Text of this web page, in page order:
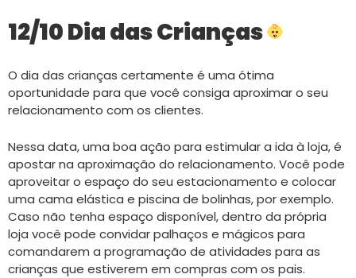
12/10 Dia das Crianças
O dia das crianças certamente é uma ótima
oportunidade para que você consiga aproximar o seu
relacionamento com os clientes.
Nessa data, uma boa ação para estimular a ida à loja, é
apostar na aproximação do relacionamento. Você pode
aproveitar o espaço do seu estacionamento e colocar
uma cama elástica e piscina de bolinhas, por exemplo.
Caso não tenha espaço disponível, dentro da própria
loja você pode convidar palhaços e mágicos para
comandarem a programação de atividades para as
crianças que estiverem em compras com os pais.